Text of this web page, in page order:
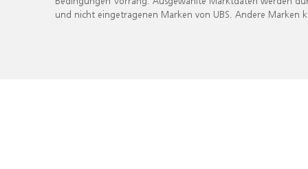
und nicht eingetragenen Marken von UBS. Andere Marken